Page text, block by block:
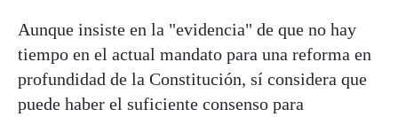
Aunque insiste en la "evidencia" de que no hay
tiempo en el actual mandato para una reforma en
profundidad de la Constitución, sí considera que
puede haber el suficiente consenso para